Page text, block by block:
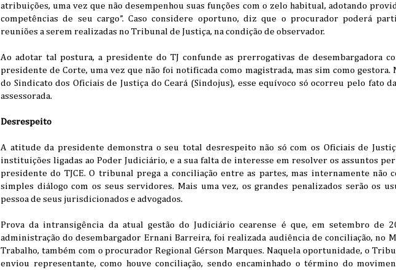
atribuições, uma vez que não desempenhou suas funções com o zelo habitual, adotando
competências de seu cargo”. Caso considere oportuno, diz que o procurador poderá
reuniões a serem realizadas no Tribunal de Justiça, na condição de observador.
Ao adotar tal postura, a presidente do TJ confunde as prerrogativas de desembargadora
presidente de Corte, uma vez que não foi notificada como magistrada, mas sim como gestora.
do Sindicato dos Oficiais de Justiça do Ceará (Sindojus), esse equívoco só ocorreu pelo fato
assessorada.
Desrespeito
A atitude da presidente demonstra o seu total desrespeito não só com os Oficiais de
instituições ligadas ao Poder Judiciário, e a sua falta de interesse em resolver os assuntos
presidente do TJCE. O tribunal prega a conciliação entre as partes, mas internamente não
simples diálogo com os seus servidores. Mais uma vez, os grandes penalizados serão os
pessoa de seus jurisdicionados e advogados.
Prova da intransigência da atual gestão do Judiciário cearense é que, em setembro de
administração do desembargador Ernani Barreira, foi realizada audiência de conciliação, no
Trabalho, também com o procurador Regional Gérson Marques. Naquela oportunidade, o
enviou representante, como houve conciliação, sendo encaminhado o término do